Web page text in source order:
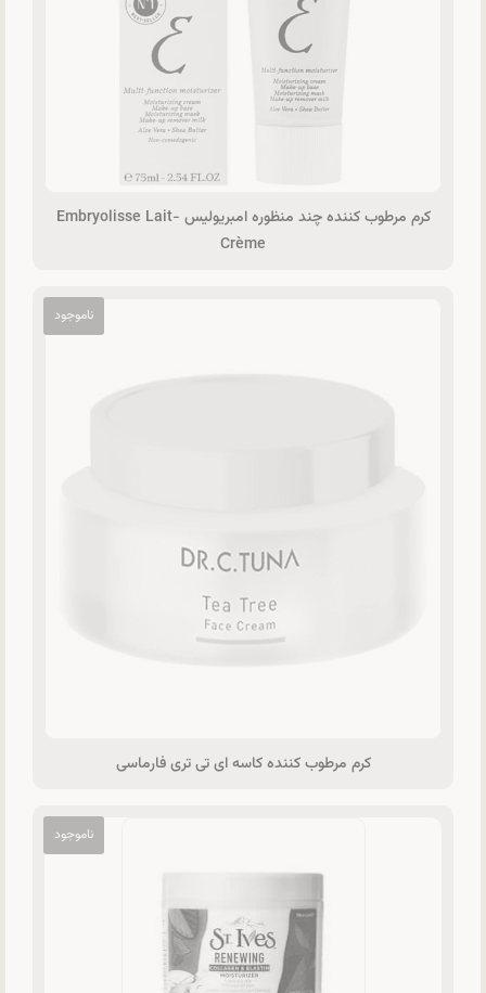
کرم مرطوب کننده چند منظوره امبریولیس Embryolisse Lait-
Crème
کرم مرطوب کننده کاسه ای تی تری فارماسی